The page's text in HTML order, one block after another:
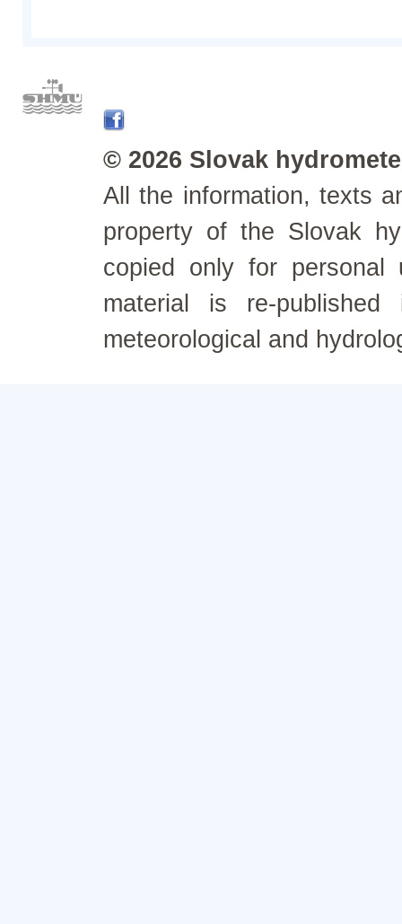
© 2026 Slovak
All the information, texts
property of the Slovak
copied only for personal
material is re-
meteorological and